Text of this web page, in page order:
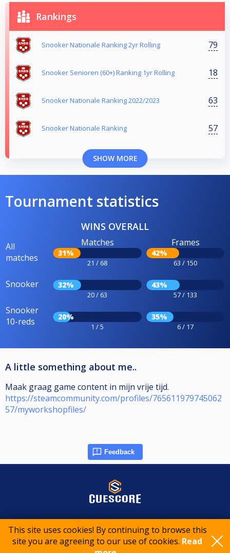
This site uses cookies! By continuing to browse this
site you are agreeing to our use of cookies. Read
Rankings
Snooker Nationale Ranking 2yr Rolling 79
Snooker Senioren (60+) Ranking 1yr Rolling 18
Snooker Nationale Ranking 2022/2023 63
Snooker Nationale Ranking 57
SHOW MORE
Tournament statistics
WINS OVERALL
All
matches
Matches
31%
21 / 68
Frames
42%
63 / 150
Snooker 32%
20 / 63
43%
57 / 133
Snooker
10-reds
20%
1 / 5
35%
6 / 17
A little something about me..
Maak graag game content in mijn vrije tijd.
https://steamcommunity.com/profiles/765611979745062
57/myworkshopfiles/
Feedback
© 2015-2026 CueScore International